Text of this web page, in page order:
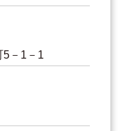
5－1－1